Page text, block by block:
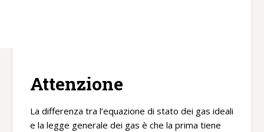
Attenzione
La differenza tra l’equazione di stato dei gas ideali
e la legge generale dei gas è che la prima tiene